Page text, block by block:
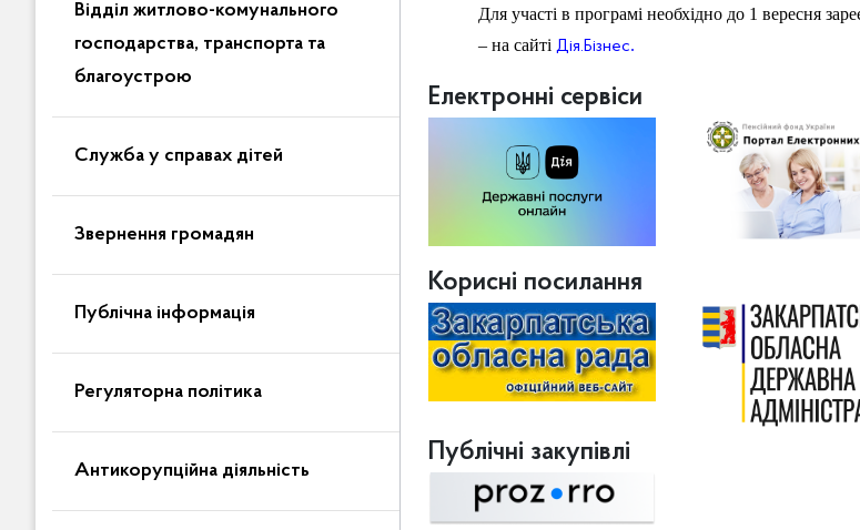
Відділ житлово-комунального
господарства, транспорта та
благоустрою
Служба у справах дітей
Звернення громадян
Публічна інформація
Регуляторна політика
Антикорупційна діяльність
Для участі в програмі необхідно до 1 вересня
– на сайті Дія.Бізнес.
Електронні сервіси
Корисні посилання
Публічні закупівлі